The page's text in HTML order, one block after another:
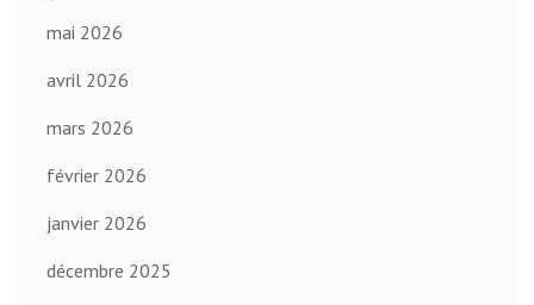
mai 2026
avril 2026
mars 2026
février 2026
janvier 2026
décembre 2025